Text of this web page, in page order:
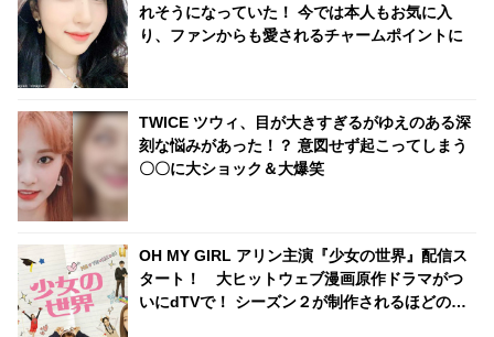
れそうになっていた！ 今では本人もお気に入
り、ファンからも愛されるチャームポイントに
TWICE ツウィ、目が大きすぎるがゆえのある深
刻な悩みがあった！？ 意図せず起こってしまう
〇〇に大ショック＆大爆笑
OH MY GIRL アリン主演『少女の世界』配信ス
タート！ 大ヒットウェブ漫画原作ドラマがつ
いにdTVで！ シーズン２が制作されるほどの人